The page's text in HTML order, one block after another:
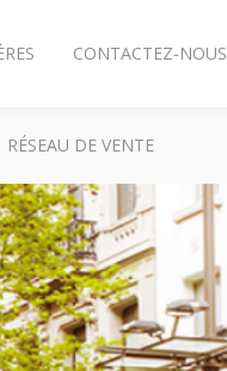
CONTACTEZ-NOUS
RÉSEAU DE VENTE